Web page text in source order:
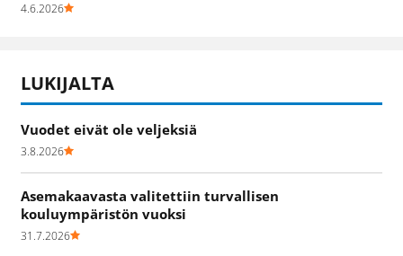
4.6.2026
LUKIJALTA
Vuodet eivät ole veljeksiä
3.8.2026
Asemakaavasta valitettiin turvallisen
kouluympäristön vuoksi
31.7.2026